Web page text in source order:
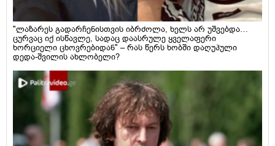
"ლაზარეს გადარჩენისთვის იბრძოლა, ხელს არ უშვებდა…
ცურვაც იქ ისწავლე, სადაც დაასრულე ყველაფერი
ხორციელი ცხოვრებიდან" – რას წერს ხობში დაღუპული
დედა-შვილის ახლობელი?